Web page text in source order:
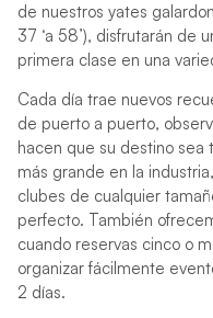
de nuestros yates
37 ‘a 58’), disfrutarán de
primera clase en una
Cada día trae nuevos
de puerto a puerto,
hacen que su destino sea
más grande en la
clubes de cualquier
perfecto. También
cuando reservas cinco o
organizar fácilmente
2 días.